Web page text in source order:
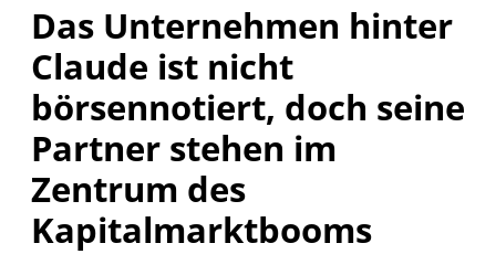
Das Unternehmen hinter
Claude ist nicht
börsennotiert, doch seine
Partner stehen im
Zentrum des
Kapitalmarktbooms